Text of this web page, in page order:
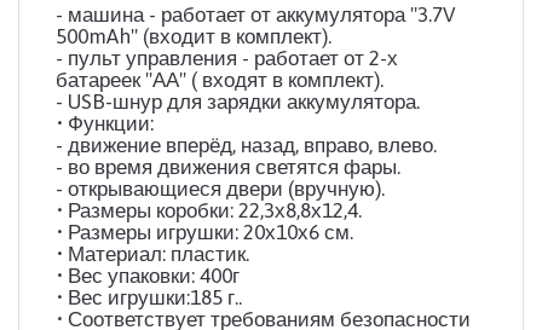
- машина - работает от аккумулятора "3.7V
500mAh" (входит в комплект).
- пульт управления - работает от 2-х
батареек "АА" ( входят в комплект).
- USB-шнур для зарядки аккумулятора.
• Функции:
- движение вперёд, назад, вправо, влево.
- во время движения светятся фары.
- открывающиеся двери (вручную).
• Размеры коробки: 22,3х8,8х12,4.
• Размеры игрушки: 20х10х6 см.
• Материал: пластик.
• Вес упаковки: 400г
• Вес игрушки:185 г..
• Соответствует требованиям безопасности